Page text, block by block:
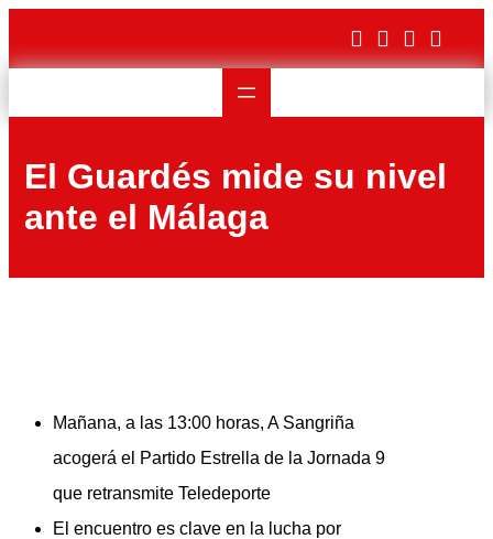
contenido
El Guardés mide su nivel
ante el Málaga
Mañana, a las 13:00 horas, A Sangriña
acogerá el Partido Estrella de la Jornada 9
que retransmite Teledeporte
El encuentro es clave en la lucha por